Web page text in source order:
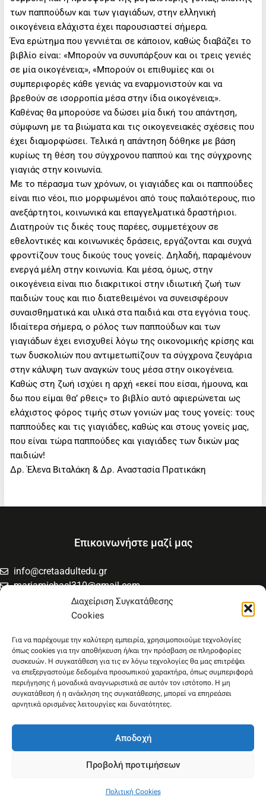
Διαχείριση Συγκατάθεσης
Cookies
Για να παρέχουμε την καλύτερη εμπειρία, χρησιμοποιούμε τεχνολογίες
όπως cookies για την αποθήκευση ή/και την πρόσβαση σε πληροφορίες
συσκευών. Η συγκατάθεση για τις εν λόγω τεχνολογίες θα μας επιτρέψει
να επεξεργαστούμε δεδομένα προσωπικού χαρακτήρα, όπως συμπεριφορά
περιήγησης ή μοναδικά αναγνωριστικά σε αυτόν τον ιστότοπο. Η μη
συγκατάθεση ή η ανάκληση της συγκατάθεσης, μπορεί να επηρεάσει
αρνητικά ορισμένες λειτουργίες και δυνατότητες.
Αποδοχή
Προβολή προτιμήσεων
Πολιτική Cookies
των παππούδων και των γιαγιάδων, στην ελληνική
οικογένεια ελάχιστα έχει παρουσιαστεί σήμερα.
Ένα ερώτημα που γεννιέται σε κάποιον, καθώς διαβάζει το
βιβλίο είναι: «Μπορούν να συνυπάρξουν και οι τρεις γενιές
σε μία οικογένεια;», «Μπορούν οι επιθυμίες και οι
συμπεριφορές κάθε γενιάς να εναρμονιστούν και να
βρεθούν σε ισορροπία μέσα στην ίδια οικογένεια;».
Καθένας θα μπορούσε να δώσει μία δική του απάντηση,
σύμφωνη με τα βιώματα και τις οικογενειακές σχέσεις που
έχει διαμορφώσει. Τελικά η απάντηση δόθηκε με βάση
κυρίως τη θέση του σύγχρονου παππού και της σύγχρονης
γιαγιάς στην κοινωνία.
Με το πέρασμα των χρόνων, οι γιαγιάδες και οι παππούδες
είναι πιο νέοι, πιο μορφωμένοι από τους παλαιότερους, πιο
ανεξάρτητοι, κοινωνικά και επαγγελματικά δραστήριοι.
Διατηρούν τις δικές τους παρέες, συμμετέχουν σε
εθελοντικές και κοινωνικές δράσεις, εργάζονται και συχνά
φροντίζουν τους δικούς τους γονείς. Δηλαδή, παραμένουν
ενεργά μέλη στην κοινωνία. Και μέσα, όμως, στην
οικογένεια είναι πιο διακριτικοί στην ιδιωτική ζωή των
παιδιών τους και πιο διατεθειμένοι να συνεισφέρουν
συναισθηματικά και υλικά στα παιδιά και στα εγγόνια τους.
Ιδιαίτερα σήμερα, ο ρόλος των παππούδων και των
γιαγιάδων έχει ενισχυθεί λόγω της οικονομικής κρίσης και
των δυσκολιών που αντιμετωπίζουν τα σύγχρονα ζευγάρια
στην κάλυψη των αναγκών τους μέσα στην οικογένεια.
Καθώς στη ζωή ισχύει η αρχή «εκεί που είσαι, ήμουνα, και
δω που είμαι θα’ ρθεις» το βιβλίο αυτό αφιερώνεται ως
ελάχιστος φόρος τιμής στων γονιών μας τους γονείς: τους
παππούδες και τις γιαγιάδες, καθώς και στους γονείς μας,
που είναι τώρα παππούδες και γιαγιάδες των δικών μας
παιδιών!
Δρ. Έλενα Βιταλάκη & Δρ. Αναστασία Πρατικάκη
Επικοινωνήστε μαζί μας
info@cretaadultedu.gr
mariamichael310@gmail.com